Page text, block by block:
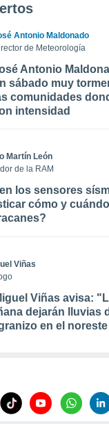
Antonio Maldonado
de Meteorología
Antonio
sábado muy
comunidades
intensidad
Martín León
de la RAM
los sensores
cómo y
Viñas
Viñas avisa:
dejarán lluvias
en el